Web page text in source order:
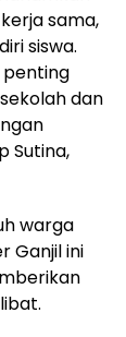
sama,
siswa.
penting
dan
Sutina,
warga
Ganjil ini